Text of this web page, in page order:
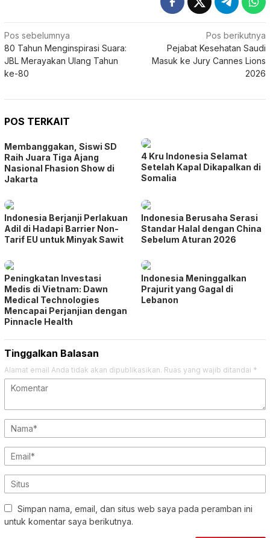
Navigasi
pos
Pos sebelumnya
80 Tahun Menginspirasi Suara:
JBL Merayakan Ulang Tahun
ke-80
Pos berikutnya
Pejabat Kesehatan Saudi
Masuk ke Jury Cannes Lions
2026
POS TERKAIT
Membanggakan, Siswi SD
Raih Juara Tiga Ajang
Nasional Fhasion Show di
Jakarta
4 Kru Indonesia Selamat
Setelah Kapal Dikapalkan di
Somalia
Indonesia Berjanji Perlakuan
Adil di Hadapi Barrier Non-
Tarif EU untuk Minyak Sawit
Indonesia Berusaha Serasi
Standar Halal dengan China
Sebelum Aturan 2026
Peningkatan Investasi
Medis di Vietnam: Dawn
Medical Technologies
Mencapai Perjanjian dengan
Pinnacle Health
Indonesia Meninggalkan
Prajurit yang Gagal di
Lebanon
Tinggalkan Balasan
Alamat email Anda tidak akan dipublikasikan. Ruas yang wajib ditandai *
Simpan nama, email, dan situs web saya pada peramban ini
untuk komentar saya berikutnya.